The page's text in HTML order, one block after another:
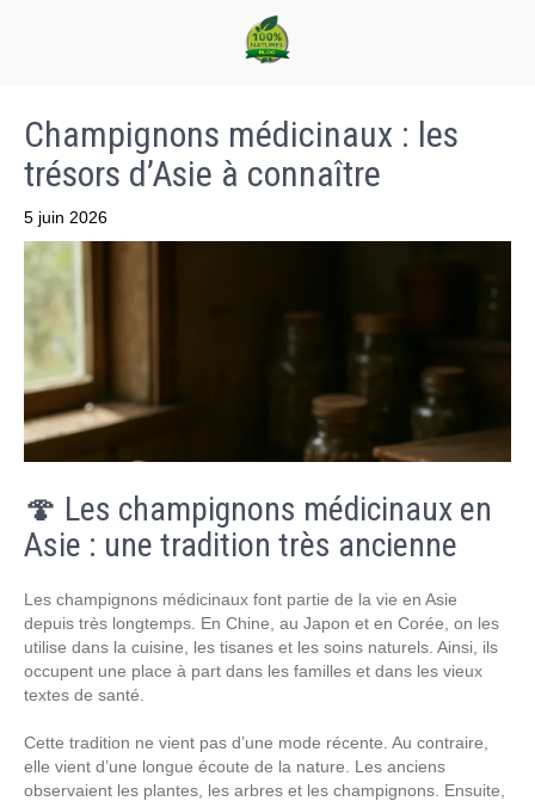
Champignons médicinaux : les
trésors d’Asie à connaître
5 juin 2026
🍄 Les champignons médicinaux en
Asie : une tradition très ancienne
Les champignons médicinaux font partie de la vie en Asie
depuis très longtemps. En Chine, au Japon et en Corée, on les
utilise dans la cuisine, les tisanes et les soins naturels. Ainsi, ils
occupent une place à part dans les familles et dans les vieux
textes de santé.
Cette tradition ne vient pas d’une mode récente. Au contraire,
elle vient d’une longue écoute de la nature. Les anciens
observaient les plantes, les arbres et les champignons. Ensuite,